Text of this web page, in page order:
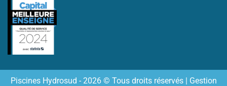
Piscines Hydrosud - 2026 © Tous droits réservés | Gestion